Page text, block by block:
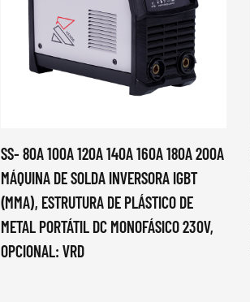
SS- 80A 100A 120A 140A 160A 180A 200A
MÁQUINA DE SOLDA INVERSORA IGBT
(MMA), ESTRUTURA DE PLÁSTICO DE
METAL PORTÁTIL DC MONOFÁSICO 230V,
OPCIONAL: VRD